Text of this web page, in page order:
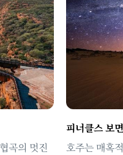
곡의 멋진
피너클스 보
호주는 매혹